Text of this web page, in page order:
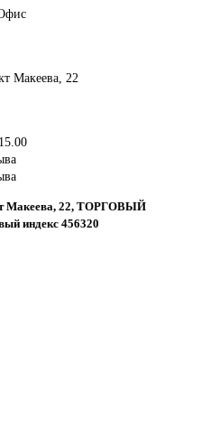
Макеева, 22
Макеева, 22, ТОРГОВЫЙ
индекс 456320